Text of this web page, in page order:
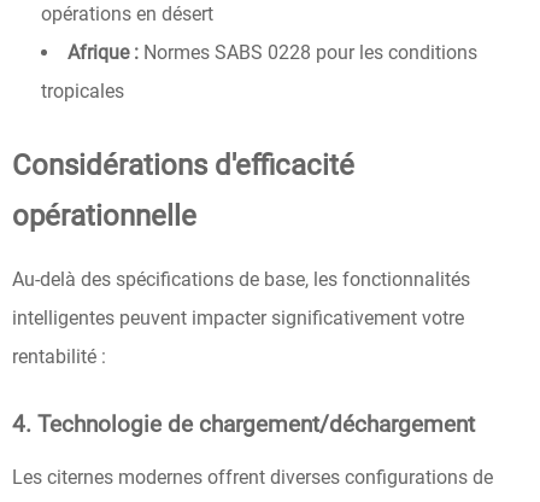
opérations en désert
Afrique : Normes SABS 0228 pour les conditions
tropicales
Considérations d'efficacité
opérationnelle
Au-delà des spécifications de base, les fonctionnalités
intelligentes peuvent impacter significativement votre
rentabilité :
4. Technologie de chargement/déchargement
Les citernes modernes offrent diverses configurations de